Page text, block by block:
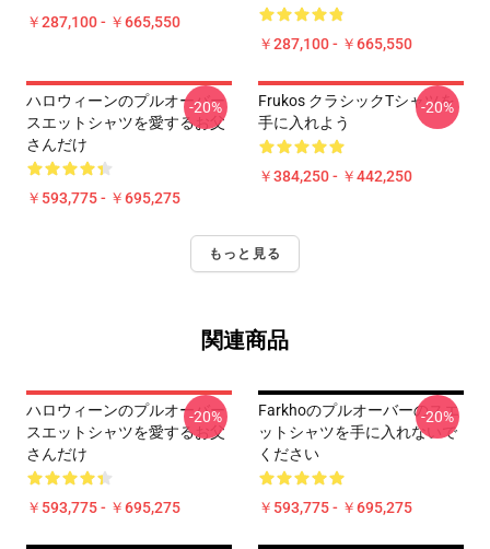
￥287,100 - ￥665,550
￥287,100 - ￥665,550
ハロウィーンのプルオーバー
スエットシャツを愛するお父
さんだけ
￥593,775 - ￥695,275
-20%
Frukos クラシックTシャツを
手に入れよう
￥384,250 - ￥442,250
-20%
もっと見る
関連商品
ハロウィーンのプルオーバー
スエットシャツを愛するお父
さんだけ
￥593,775 - ￥695,275
-20%
Farkhoのプルオーバーのスエ
ットシャツを手に入れないで
ください
￥593,775 - ￥695,275
-20%